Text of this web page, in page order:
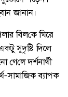
জানান।
বিল‌কে ঘিরে
সুদৃষ্টি দিলে
দর্শনার্থী
সামাজিক ব্যাপক